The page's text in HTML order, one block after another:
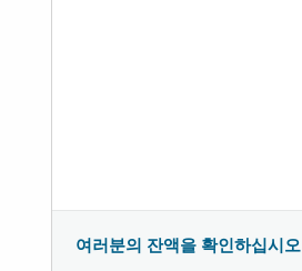
여러분의 잔액을 확인하십시오